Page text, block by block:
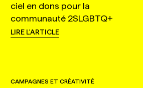
ciel en dons pour la
communauté 2SLGBTQ+
LIRE L'ARTICLE
CAMPAGNES ET CRÉATIVITÉ